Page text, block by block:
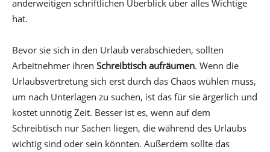
anderweitigen schriftlichen Überblick über alles Wichtige
hat.
Bevor sie sich in den Urlaub verabschieden, sollten
Arbeitnehmer ihren Schreibtisch aufräumen. Wenn die
Urlaubsvertretung sich erst durch das Chaos wühlen muss,
um nach Unterlagen zu suchen, ist das für sie ärgerlich und
kostet unnötig Zeit. Besser ist es, wenn auf dem
Schreibtisch nur Sachen liegen, die während des Urlaubs
wichtig sind oder sein könnten. Außerdem sollte das